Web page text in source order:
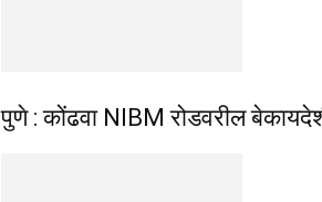
पुणे : कोंढवा NIBM रोडवरील